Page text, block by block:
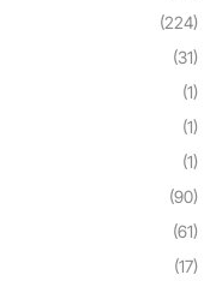
(224)
(31)
(1)
(1)
(1)
(90)
(61)
(17)